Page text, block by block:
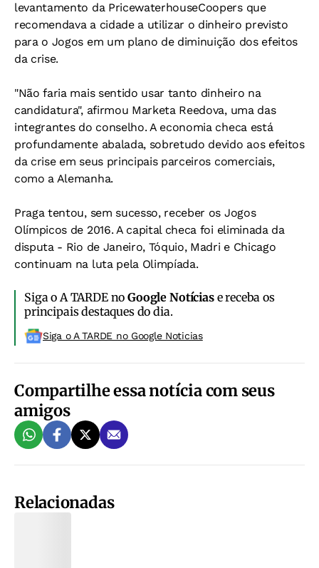
levantamento da PricewaterhouseCoopers que
recomendava a cidade a utilizar o dinheiro previsto
para o Jogos em um plano de diminuição dos efeitos
da crise.
"Não faria mais sentido usar tanto dinheiro na
candidatura", afirmou Marketa Reedova, uma das
integrantes do conselho. A economia checa está
profundamente abalada, sobretudo devido aos efeitos
da crise em seus principais parceiros comerciais,
como a Alemanha.
Praga tentou, sem sucesso, receber os Jogos
Olímpicos de 2016. A capital checa foi eliminada da
disputa - Rio de Janeiro, Tóquio, Madri e Chicago
continuam na luta pela Olimpíada.
Siga o A TARDE noGoogle Notíciase receba os
principais destaques do dia.
Siga o A TARDE no Google Noticias
Compartilhe essa notícia com seus
amigos
Relacionadas